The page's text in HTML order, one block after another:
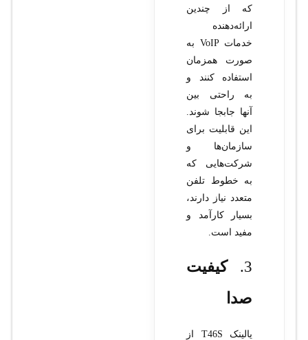
که از چندین
ارائه‌دهنده
خدمات VoIP به
صورت همزمان
استفاده کنند و
به راحتی بین
آنها جابجا شوند.
این قابلیت برای
سازمان‌ها و
شرکت‌هایی که
به خطوط تلفن
متعدد نیاز دارند،
بسیار کارآمد و
مفید است.
3.
کیفیت
صدا
یالینک T46S از